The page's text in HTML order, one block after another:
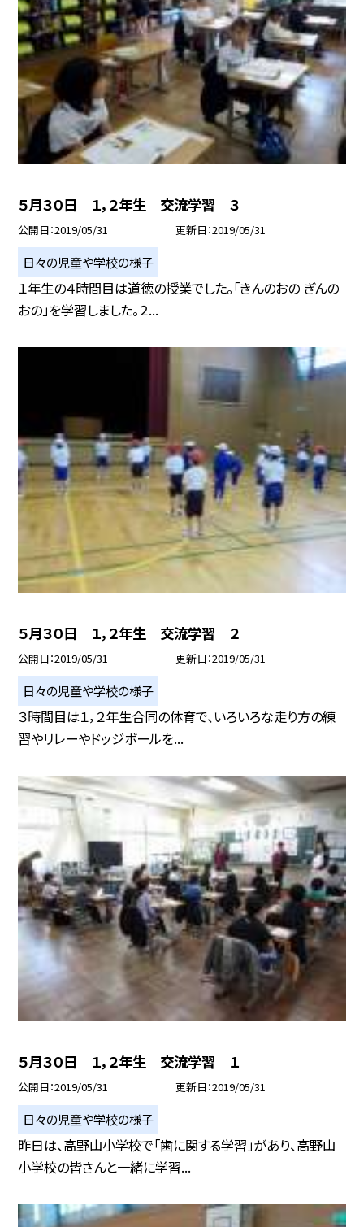
５月３０日 １，２年生 交流学習 ３
公開日 2019/05/31 更新日 2019/05/31
日々の児童や学校の様子
１年生の４時間目は道徳の授業でした。「きんのおの ぎんの
おの」を学習しました。２...
５月３０日 １，２年生 交流学習 ２
公開日 2019/05/31 更新日 2019/05/31
日々の児童や学校の様子
３時間目は１，２年生合同の体育で、いろいろな走り方の練
習やリレーやドッジボールを...
５月３０日 １，２年生 交流学習 １
公開日 2019/05/31 更新日 2019/05/31
日々の児童や学校の様子
昨日は、高野山小学校で「歯に関する学習」があり、高野山
小学校の皆さんと一緒に学習...